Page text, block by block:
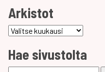
Arkistot
Arkistot
Hae sivustolta